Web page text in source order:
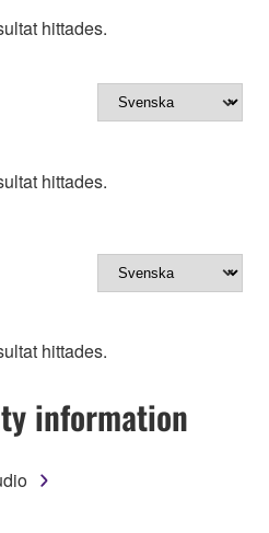
hittades.
hittades.
hittades.
information